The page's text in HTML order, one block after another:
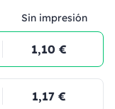
Sin impresión
1,10 €
1,17 €